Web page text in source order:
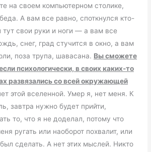
на своем компьютерном столике,
А вам все равно, споткнулся кто-
тут свои руки и ноги — а вам все
снег, град стучится в окно, а вам
поза трупа, шавасана. Вы сможете
психологически, в своих каких-то
развязались со всей окружающей
этой вселенной. Умер я, нет меня. К
завтра нужно будет прийти,
то, что я не доделал, потому что
ругать или наоборот похвалит, или
сделать. А нет этих мыслей. Никто